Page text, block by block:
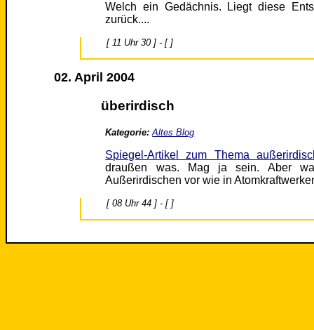
Welch ein Gedächnis. Liegt diese
zurück....
[ 11 Uhr 30 ] - [ ]
02. April 2004
überirdisch
Kategorie: Altes Blog
Spiegel-Artikel zum Thema
draußen was. Mag ja sein. Aber
Außerirdischen vor wie in
[ 08 Uhr 44 ] - [ ]